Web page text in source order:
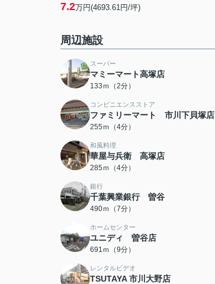
7.2万円(4693.61円/坪)
周辺施設
スーパー
マミーマート高塚店
133ｍ（2分）
コンビニエンスストア
ファミリーマート 市川下貝塚店
255ｍ（4分）
和風料理
華屋与兵衛 高塚店
285ｍ（4分）
銀行
千葉興業銀行 曽谷
490ｍ（7分）
ホームセンター
ユニディ 曽谷店
691ｍ（9分）
レンタルビデオ
TSUTAYA 市川大野店